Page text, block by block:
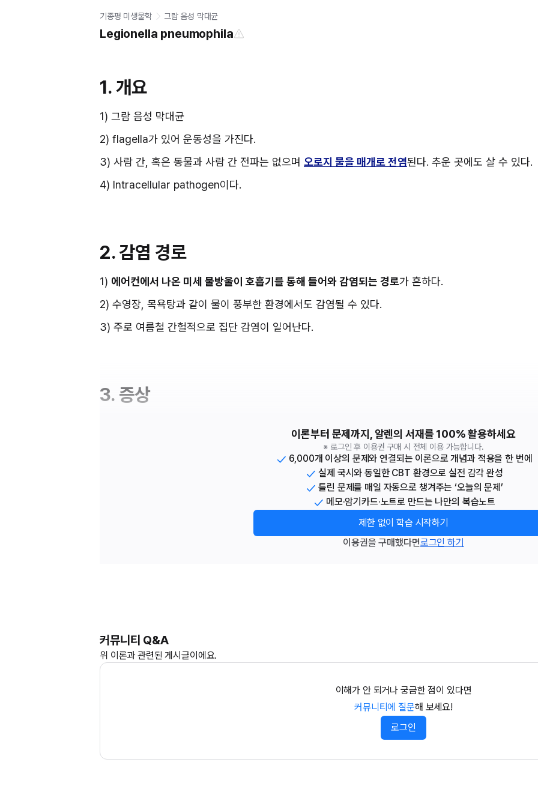
기종평 미생물학 그람 음성 막대균
Legionella pneumophila
1. 개요
1) 그람 음성 막대균
2) flagella가 있어 운동성을 가진다.
3) 사람 간, 혹은 동물과 사람 간 전파는 없으며 오로지 물을 매개로 전염된다. 추운 곳에도 살 수 있다.
4) Intracellular pathogen이다.
2. 감염 경로
1) 에어컨에서 나온 미세 물방울이 호흡기를 통해 들어와 감염되는 경로가 흔하다.
2) 수영장, 목욕탕과 같이 물이 풍부한 환경에서도 감염될 수 있다.
3) 주로 여름철 간헐적으로 집단 감염이 일어난다.
3. 증상
이론부터 문제까지, 알렌의 서재를 100% 활용하세요
※ 로그인 후 이용권 구매 시 전체 이용 가능합니다.
6,000개 이상의 문제와 연결되는 이론으로 개념과 적용을 한 번에
실제 국시와 동일한 CBT 환경으로 실전 감각 완성
틀린 문제를 매일 자동으로 챙겨주는 ‘오늘의 문제’
메모·암기카드·노트로 만드는 나만의 복습노트
제한 없이 학습 시작하기
이용권을 구매했다면로그인 하기
커뮤니티 Q&A
위 이론과 관련된 게시글이에요.
이해가 안 되거나 궁금한 점이 있다면
커뮤니티에 질문해 보세요!
로그인